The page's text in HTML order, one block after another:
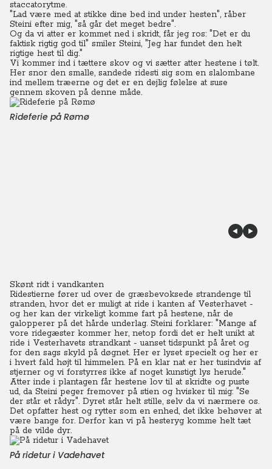
staccatorytme.
"Lad være med at stikke dine bed ind under hesten", råber
Steini efter mig, "så går det meget bedre".
Og da vi atter er kommet ned i skridt, får jeg ros: "Det er du
faktisk rigtig god til" smiler Steini, "Jeg har fundet den helt
rigtige hest til dig."
Vi kommer ind i tættere skov og vi sætter atter hestene i tølt.
Her snor den smalle, sandede ridesti sig som en slalombane
ind mellem træerne og det er en dejlig følelse at suse
gennem skoven på denne måde.
Rideferie på Rømø
Skønt ridt i vandkanten
Ridestierne fører ud over de græsbevoksede strandenge til
stranden, hvor det er muligt at ride i kanten af Vesterhavet -
og her kan der virkeligt komme fart på hestene, når de
galopperer på det hårde underlag. Steini forklarer: "Mange af
vore ridegæster kommer her, netop fordi det er helt unikt at
ride i Vesterhavets strandkant - uanset tidspunkt på året og
for den sags skyld på døgnet. Her er lyset specielt og her er
i hvert fald højt til himmelen. På en klar nat er her tusindvis af
stjerner og vi forstyrres ikke af noget kunstigt lys herude."
Atter inde i plantagen får hestene lov til at skridte og puste
ud, da Steini peger fremover på stien og hvisker til mig: "Se
der står et rådyr". Dyret står helt stille, selv da vi nærmere os.
Det opfatter hest og rytter som en enhed, det ikke behøver at
være bange for. Derfor kan vi på hesteryg komme helt tæt
på de vilde dyr.
På ridetur i Vadehavet